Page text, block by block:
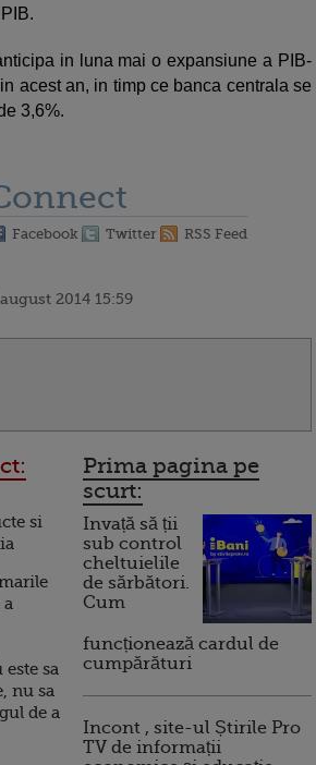
in luna mai o expansiune a PIB-
acest an, in timp ce banca centrala se
3,6%.
Facebook Twitter RSS Feed
august 2014 15:59
si
sa
nu sa
de a
Prima pagina pe
scurt:
Invață să ții
sub control
cheltuielile
de sărbători.
Cum
funcționează cardul de
cumpărături
Incont , site-ul Știrile Pro
TV de informații